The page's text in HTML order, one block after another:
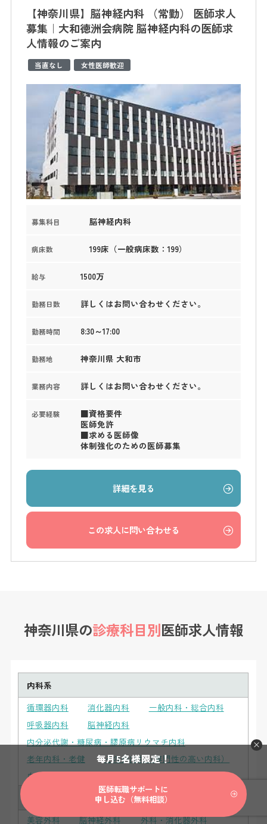
【神奈川県】脳神経内科 （常勤） 医師求人
募集｜大和徳洲会病院 脳神経内科の医師求
人情報のご案内
当直なし 女性医師歓迎
募集科目 脳神経内科
病床数 199床（一般病床数：199）
給与 1500万
勤務日数 詳しくはお問い合わせください。
勤務時間 8:30～17:00
勤務地 神奈川県 大和市
業務内容 詳しくはお問い合わせください。
必要経験
■資格要件
医師免許
■求める医師像
体制強化のための医師募集
詳細を見る
この求人に問い合わせる
神奈川県の診療科目別医師求人情報
内科系
循環器内科
消化器内科
一般内科・総合内科
呼吸器内科
脳神経内科
内分泌代謝・糖尿病・膠原病リウマチ内科
老年内科・老健
その他内科（専門性の高い内科）
血液内科
美容外科
脳神経外科 外科・消化器外科
毎月5名様限定！
医師転職サポートに
申し込む（無料相談）